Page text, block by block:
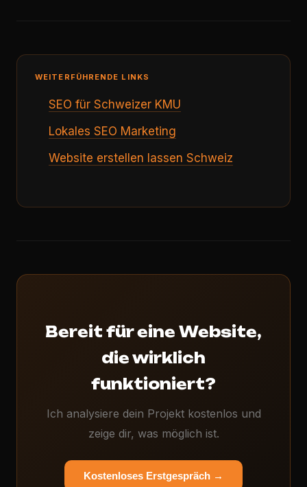
WEITERFÜHRENDE LINKS
SEO für Schweizer KMU
Lokales SEO Marketing
Website erstellen lassen Schweiz
Bereit für eine Website,
die wirklich
funktioniert?
Ich analysiere dein Projekt kostenlos und
zeige dir, was möglich ist.
Kostenloses Erstgespräch →